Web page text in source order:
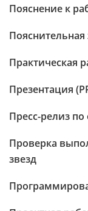
Пояснение к
Пояснительная
Практическая
Презентация
Пресс-релиз
Проверка
звезд